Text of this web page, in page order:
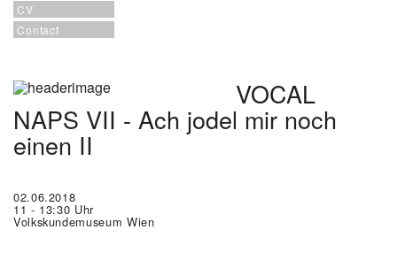
CV
Contact
VOCAL
NAPS VII - Ach jodel mir noch
einen II
02.06.2018
11 - 13:30 Uhr
Volkskundemuseum Wien